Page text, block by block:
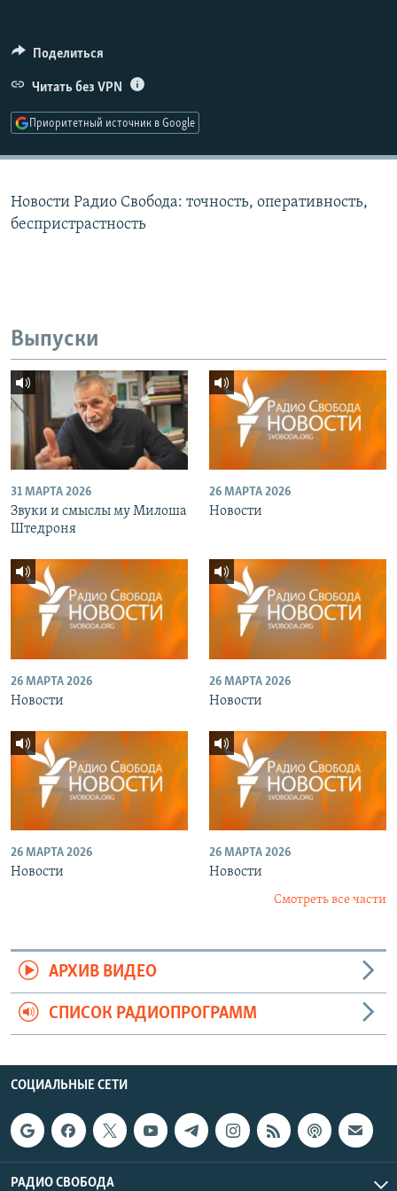
ПОДПИШИТЕСЬ НА РАССЫЛКУ
СОЦИАЛЬНЫЕ СЕТИ
Поделиться
Читать без VPN
Приоритетный источник в Google
Новости Радио Свобода: точность, оперативность,
беспристрастность
Выпуски
31 МАРТА 2026
Звуки и смыслы му Милоша
Штедроня
26 МАРТА 2026
Новости
26 МАРТА 2026
Новости
26 МАРТА 2026
Новости
26 МАРТА 2026
Новости
26 МАРТА 2026
Новости
Смотреть все части
АРХИВ ВИДЕО
СПИСОК РАДИОПРОГРАММ
СОЦИАЛЬНЫЕ СЕТИ
РАДИО СВОБОДА